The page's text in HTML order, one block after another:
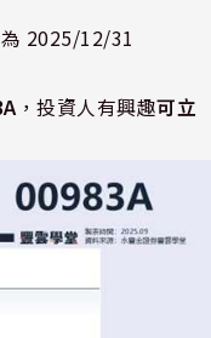
2025/12/31
，投資人有興趣可立